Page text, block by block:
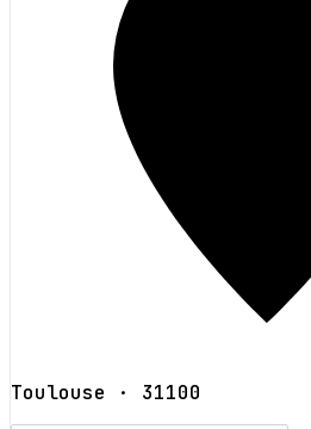
Toulouse · 31100